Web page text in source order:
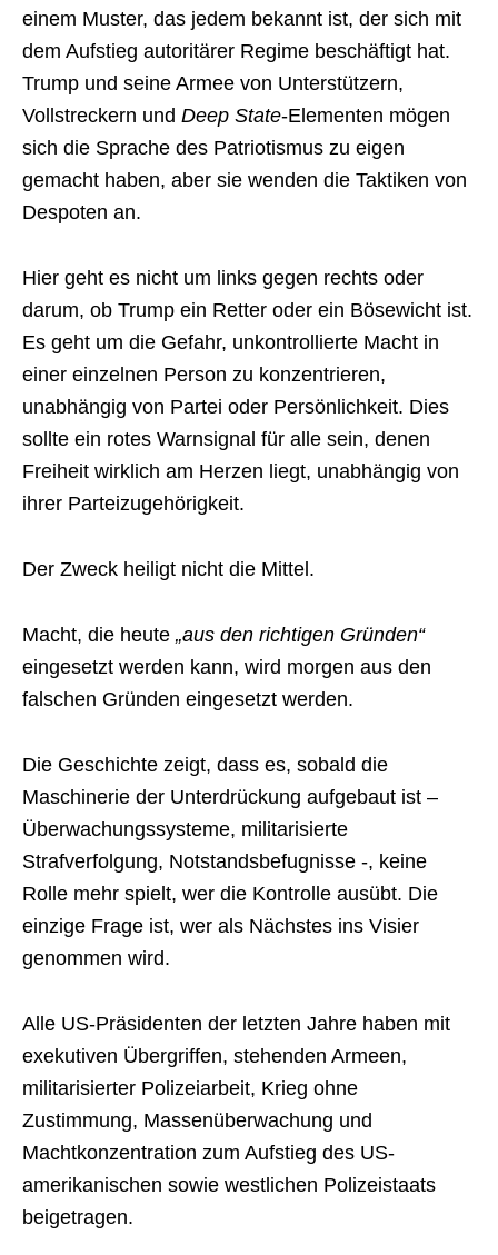
einem Muster, das jedem bekannt ist, der sich mit
dem Aufstieg autoritärer Regime beschäftigt hat.
Trump und seine Armee von Unterstützern,
Vollstreckern und Deep State-Elementen mögen
sich die Sprache des Patriotismus zu eigen
gemacht haben, aber sie wenden die Taktiken von
Despoten an.
Hier geht es nicht um links gegen rechts oder
darum, ob Trump ein Retter oder ein Bösewicht ist.
Es geht um die Gefahr, unkontrollierte Macht in
einer einzelnen Person zu konzentrieren,
unabhängig von Partei oder Persönlichkeit. Dies
sollte ein rotes Warnsignal für alle sein, denen
Freiheit wirklich am Herzen liegt, unabhängig von
ihrer Parteizugehörigkeit.
Der Zweck heiligt nicht die Mittel.
Macht, die heute „aus den richtigen Gründen“
eingesetzt werden kann, wird morgen aus den
falschen Gründen eingesetzt werden.
Die Geschichte zeigt, dass es, sobald die
Maschinerie der Unterdrückung aufgebaut ist –
Überwachungssysteme, militarisierte
Strafverfolgung, Notstandsbefugnisse -, keine
Rolle mehr spielt, wer die Kontrolle ausübt. Die
einzige Frage ist, wer als Nächstes ins Visier
genommen wird.
Alle US-Präsidenten der letzten Jahre haben mit
exekutiven Übergriffen, stehenden Armeen,
militarisierter Polizeiarbeit, Krieg ohne
Zustimmung, Massenüberwachung und
Machtkonzentration zum Aufstieg des US-
amerikanischen sowie westlichen Polizeistaats
beigetragen.